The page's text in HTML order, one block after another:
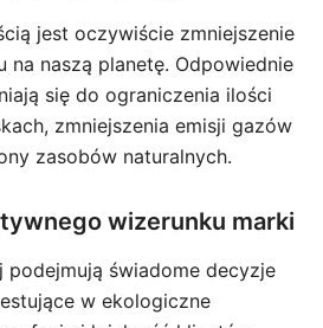
jest oczywiście zmniejszenie
na naszą planetę. Odpowiednie
się do ograniczenia ilości
zmniejszenia emisji gazów
zasobów naturalnych.
wizerunku marki
podejmują świadome decyzje
w ekologiczne